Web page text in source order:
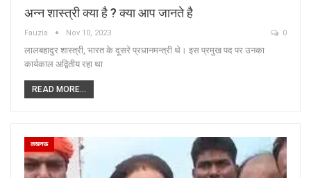
अन्न शास्त्री क्या है ? क्या आप जानते है
Fauzia Nov 10, 2023 0
लालबहादुर शास्त्री, भारत के दूसरे प्रधानमन्त्री थे। इस प्रमुख पद पर उनका
कार्यकाल अद्वितीय रहा था
READ MORE...
लखनऊ